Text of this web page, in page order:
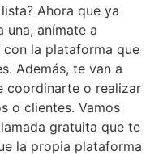
Ahora que ya
una, anímate a
la plataforma que
Además, te van a
coordinarte o realizar
o clientes. Vamos
gratuita que te
la propia plataforma